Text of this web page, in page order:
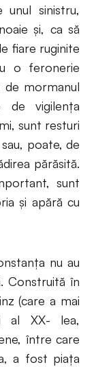
sinistru,
şi, ca să
fiare ruginite
o feronerie
de mormanul
de vigilenţa
sunt resturi
poate, de
părăsită.
sunt
şi apără cu
nu au
Construită în
(care a mai
al XX- lea,
între care
a fost piaţa